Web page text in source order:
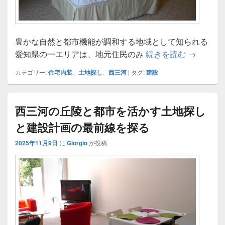
豊かな自然と都市機能が調和する地域として知られる
愛知県の一エリアは、地元住民のみ 続きを読む 西三河で
→
カテゴリー:住宅内装 土地探し 西三河 | タグ:建設
西三河の丘陵と都市を活かす土地探し
と建設計画の最前線を探る
2025年11月9日 に Giorgioが投稿